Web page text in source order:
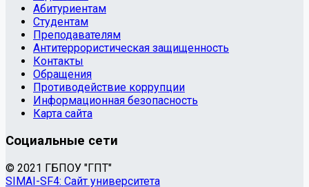
Абитуриентам
Студентам
Преподавателям
Антитеррористическая защищенность
Контакты
Обращения
Противодействие коррупции
Информационная безопасность
Карта сайта
Социальные сети
© 2021 ГБПОУ "ГПТ"
SIMAI-SF4: Сайт университета